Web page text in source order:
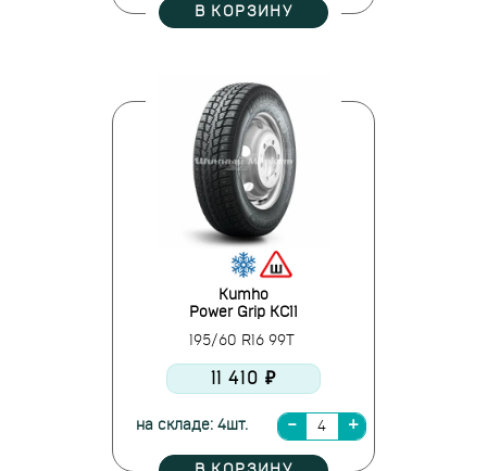
В КОРЗИНУ
Kumho
Power Grip KC11
195/60 R16 99T
11 410 ₽
на складе: 4шт.